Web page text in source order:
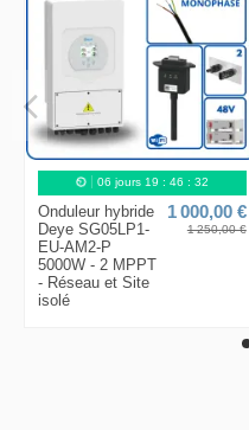
06 jours 19 : 46 : 31
Onduleur hybride
Deye SG05LP1-
EU-AM2-P
5000W - 2 MPPT
- Réseau et Site
isolé
1 000,00 €
1 250,00 €